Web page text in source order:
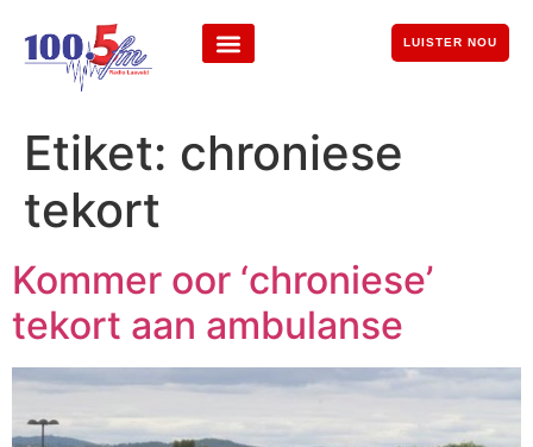
LUISTER NOU
Etiket: chroniese
tekort
Kommer oor ‘chroniese’
tekort aan ambulanse